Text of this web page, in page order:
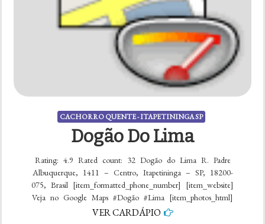
CACHORRO QUENTE - ITAPETININGA SP
Dogão Do Lima
Rating: 4.9 Rated count: 32 Dogão do Lima R. Padre
Albuquerque, 1411 – Centro, Itapetininga – SP, 18200-
075, Brasil [item_formatted_phone_number] [item_website]
Veja no Google Maps #Dogão #Lima [item_photos_html]
VER CARDÁPIO